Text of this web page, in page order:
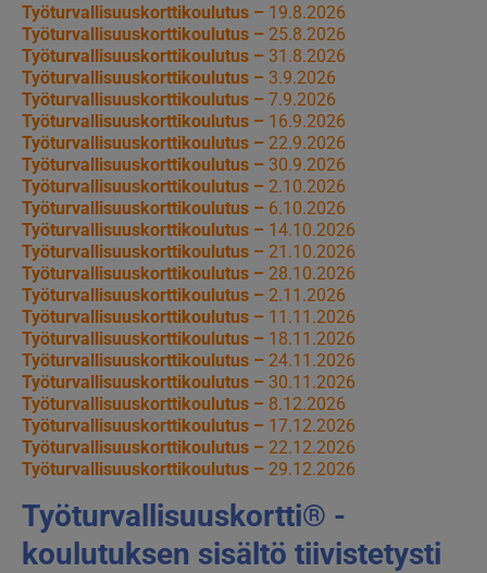
Työturvallisuuskorttikoulutus – 19.8.2026
Työturvallisuuskorttikoulutus – 25.8.2026
Työturvallisuuskorttikoulutus – 31.8.2026
Työturvallisuuskorttikoulutus – 3.9.2026
Työturvallisuuskorttikoulutus – 7.9.2026
Työturvallisuuskorttikoulutus – 16.9.2026
Työturvallisuuskorttikoulutus – 22.9.2026
Työturvallisuuskorttikoulutus – 30.9.2026
Työturvallisuuskorttikoulutus – 2.10.2026
Työturvallisuuskorttikoulutus – 6.10.2026
Työturvallisuuskorttikoulutus – 14.10.2026
Työturvallisuuskorttikoulutus – 21.10.2026
Työturvallisuuskorttikoulutus – 28.10.2026
Työturvallisuuskorttikoulutus – 2.11.2026
Työturvallisuuskorttikoulutus – 11.11.2026
Työturvallisuuskorttikoulutus – 18.11.2026
Työturvallisuuskorttikoulutus – 24.11.2026
Työturvallisuuskorttikoulutus – 30.11.2026
Työturvallisuuskorttikoulutus – 8.12.2026
Työturvallisuuskorttikoulutus – 17.12.2026
Työturvallisuuskorttikoulutus – 22.12.2026
Työturvallisuuskorttikoulutus – 29.12.2026
Työturvallisuuskortti® -
koulutuksen sisältö tiivistetysti